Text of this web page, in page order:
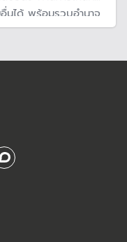
ได้ พร้อมรวบอำนาจ
พื้นที่ 10 จังหวัด ไร้การ